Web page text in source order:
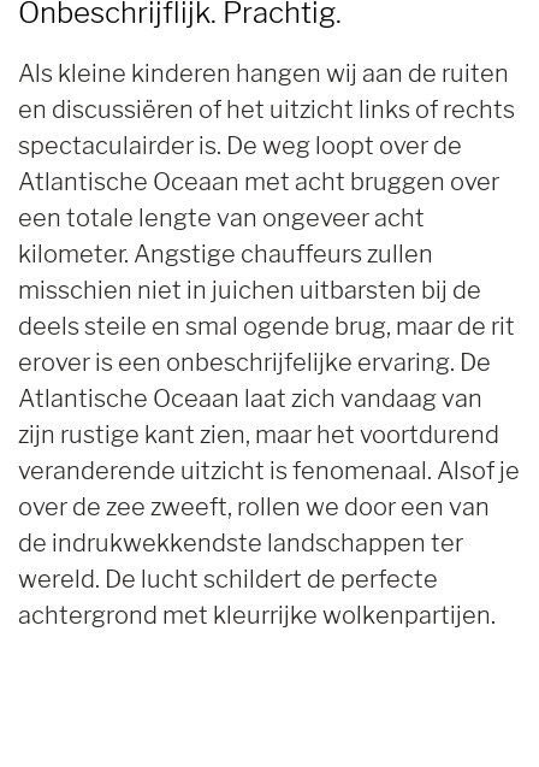
Onbeschrijflijk. Prachtig.
Als kleine kinderen hangen wij aan de ruiten
en discussiëren of het uitzicht links of rechts
spectaculairder is. De weg loopt over de
Atlantische Oceaan met acht bruggen over
een totale lengte van ongeveer acht
kilometer. Angstige chauffeurs zullen
misschien niet in juichen uitbarsten bij de
deels steile en smal ogende brug, maar de rit
erover is een onbeschrijfelijke ervaring. De
Atlantische Oceaan laat zich vandaag van
zijn rustige kant zien, maar het voortdurend
veranderende uitzicht is fenomenaal. Alsof je
over de zee zweeft, rollen we door een van
de indrukwekkendste landschappen ter
wereld. De lucht schildert de perfecte
achtergrond met kleurrijke wolkenpartijen.